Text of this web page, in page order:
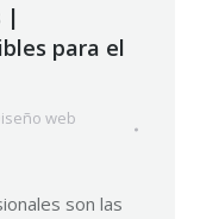
|
para el
web
son las